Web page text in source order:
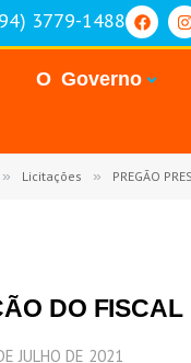
3779-1488
O Governo
» Licitações » PREGÃO
DO
JULHO DE 2021